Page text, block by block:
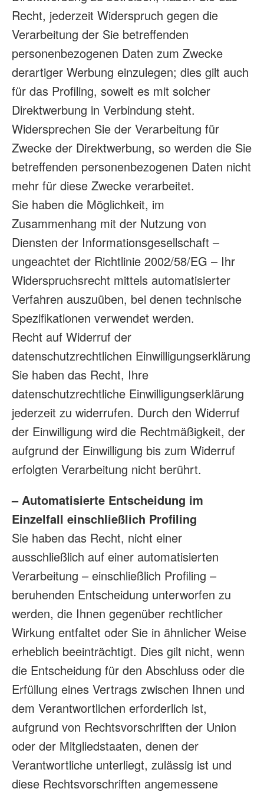
Recht, jederzeit Widerspruch gegen die
Verarbeitung der Sie betreffenden
personenbezogenen Daten zum Zwecke
derartiger Werbung einzulegen; dies gilt auch
für das Profiling, soweit es mit solcher
Direktwerbung in Verbindung steht.
Widersprechen Sie der Verarbeitung für
Zwecke der Direktwerbung, so werden die Sie
betreffenden personenbezogenen Daten nicht
mehr für diese Zwecke verarbeitet.
Sie haben die Möglichkeit, im
Zusammenhang mit der Nutzung von
Diensten der Informationsgesellschaft –
ungeachtet der Richtlinie 2002/58/EG – Ihr
Widerspruchsrecht mittels automatisierter
Verfahren auszuüben, bei denen technische
Spezifikationen verwendet werden.
Recht auf Widerruf der
datenschutzrechtlichen Einwilligungserklärung
Sie haben das Recht, Ihre
datenschutzrechtliche Einwilligungserklärung
jederzeit zu widerrufen. Durch den Widerruf
der Einwilligung wird die Rechtmäßigkeit, der
aufgrund der Einwilligung bis zum Widerruf
erfolgten Verarbeitung nicht berührt.
– Automatisierte Entscheidung im
Einzelfall einschließlich Profiling
Sie haben das Recht, nicht einer
ausschließlich auf einer automatisierten
Verarbeitung – einschließlich Profiling –
beruhenden Entscheidung unterworfen zu
werden, die Ihnen gegenüber rechtlicher
Wirkung entfaltet oder Sie in ähnlicher Weise
erheblich beeinträchtigt. Dies gilt nicht, wenn
die Entscheidung für den Abschluss oder die
Erfüllung eines Vertrags zwischen Ihnen und
dem Verantwortlichen erforderlich ist,
aufgrund von Rechtsvorschriften der Union
oder der Mitgliedstaaten, denen der
Verantwortliche unterliegt, zulässig ist und
diese Rechtsvorschriften angemessene